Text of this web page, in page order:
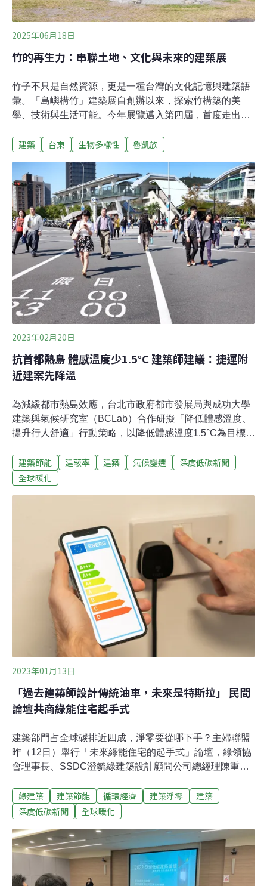
2025年06月18日
竹的再生力：串聯土地、文化與未來的建築展
竹子不只是自然資源，更是一種台灣的文化記憶與建築語
彙。「島嶼構竹」建築展自創辦以來，探索竹構築的美
學、技術與生活可能。今年展覽邁入第四屆，首度走出西
三地。六組建築團隊以竹為媒介，回應土地、氣候與在地
也展現了當代設計如何與自然共生。本屆常設展覽由農業
部林業及自然保育署指導、台灣竹會主辦，於今年5月6日
於台東盛大展開，延續前三屆對竹構造技術的探索與生活
性的拓展，進一步回應人與環境的關係。從斷裂危機到正
向循環：台灣竹材產業的新契機而竹子因具備生長迅速、
繁殖力強、用途多元，以及固碳能力高於一般木材等特
性，是台灣最具生命力的自然資源之一。除了受到產業變
遷影響，竹材的應用亦面臨諸多挑戰。相較於木材，竹材
因其結構中空、形體不規則、材質非均質，於設計與加工
上皆具有更高的技術門檻。林業及自然保育署副署長張岱
指
建築 台東 生物多樣性 魯凱族
2023年02月20日
抗首都熱島 體感溫度少1.5°C 建築師建議：捷運附
近建案先降溫
為減緩都市熱島效應，台北市政府都市發展局與成功大學
建築與氣候研究室（BCLab）合作研擬「降低體感溫度、
提升行人舒適」行動策略，以降低體感溫度1.5°C為目標，
地降溫等級。上週五（17日）的專家座談會上，建築師建
議，台北市還可再區分出熱島效應嚴重的高溫區和其他涼
線、市民每天通勤的路線，規範業者以人行廊道或雙排喬
木加強遮蔭。幫北市降溫 三大檢核門檻 量化公式評估等級
為配合呼應淨零建築及永續首都倡議，台北市以降低體感
溫度1.5°C為目標，提升城市韌性。BCLab主持人、成功
大學規劃設計學院副院長林子平說明，如同家電或建築能
效標示，「都市體感溫度指標」（HCI）有助於評估開發
基地的降溫等級。以簡單的管制項目達成降溫目標，首先
是建立基本的檢核門檻。林
建築節能 建蔽率 建築 氣候變遷
深度低碳新聞
全球暖化
2023年01月13日
「過去建築師設計傳統油車，未來是特斯拉」 民間
論壇共商綠能住宅起手式
建築部門占全球碳排近四成，淨零要從哪下手？主婦聯盟
昨（12日）舉行「未來綠能住宅的起手式」論壇，綠領協
會理事長、SSDC澄毓綠建築設計顧問公司總經理陳重仁
植建築師心中，更能讓營建業覺得興建近零碳建築與有榮
焉，「過去建築師設計傳統燃油車，未來建築物則是『特
易辨識建築能源效率，學者建議，比照英國制度，強制建
築建造、租賃或出售時，揭露建築能效、碳排，透過市場
機制，讓屋主自發性進行能耗改造。建築節能首重照明汰
換、冰箱汰換 都會區還有「能源懲罰」建築部門占全球耗
綠建築 建築節能 循環經濟 建築淨零
建築
深度低碳新聞
全球暖化